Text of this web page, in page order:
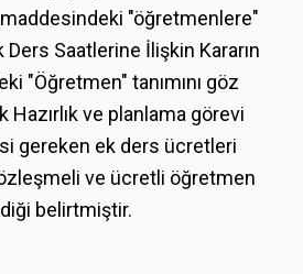
maddesindeki "öğretmenlere"
Saatlerine İlişkin Kararın
"Öğretmen" tanımını göz
ve planlama görevi
gereken ek ders ücretleri
ve ücretli öğretmen
belirtmiştir.